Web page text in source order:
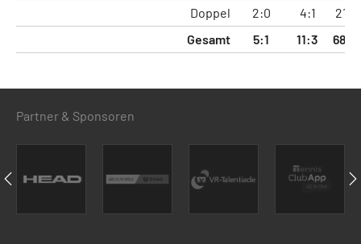
Doppel 2:0 4:1
Gesamt
5:1 11:3
Partner & Sponsoren